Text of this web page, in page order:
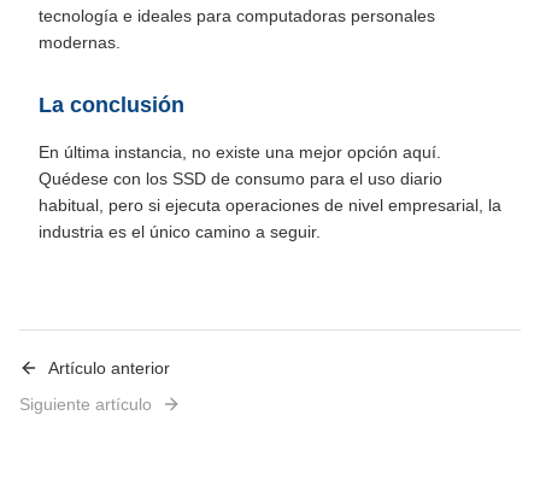
tecnología e ideales para computadoras personales
modernas.
La conclusión
En última instancia, no existe una mejor opción aquí.
Quédese con los SSD de consumo para el uso diario
habitual, pero si ejecuta operaciones de nivel empresarial, la
industria es el único camino a seguir.
Artículo anterior
Siguiente artículo